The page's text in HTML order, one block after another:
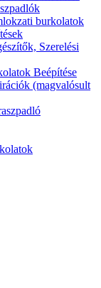
burkolatok
Szerelési
Beépítése
(magvalósult